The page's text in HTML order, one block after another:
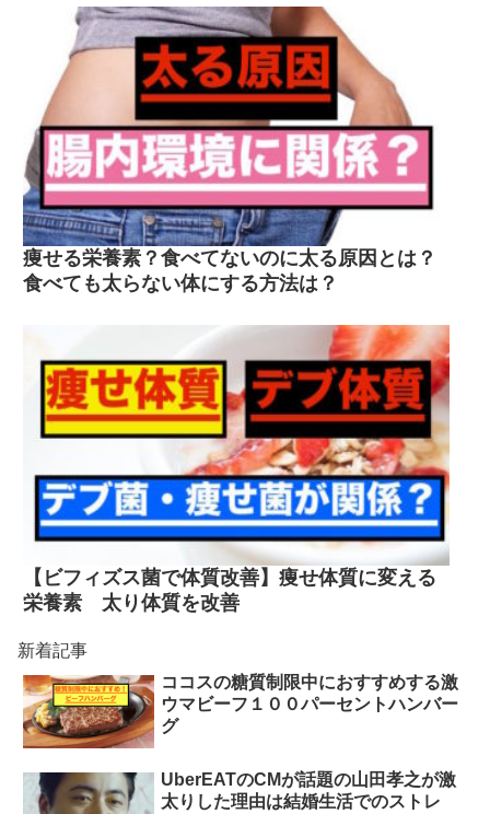
痩せる栄養素？食べてないのに太る原因とは？
食べても太らない体にする方法は？
【ビフィズス菌で体質改善】痩せ体質に変える
栄養素 太り体質を改善
新着記事
ココスの糖質制限中におすすめする激
ウマビーフ１００パーセントハンバー
グ
UberEATのCMが話題の山田孝之が激
太りした理由は結婚生活でのストレ